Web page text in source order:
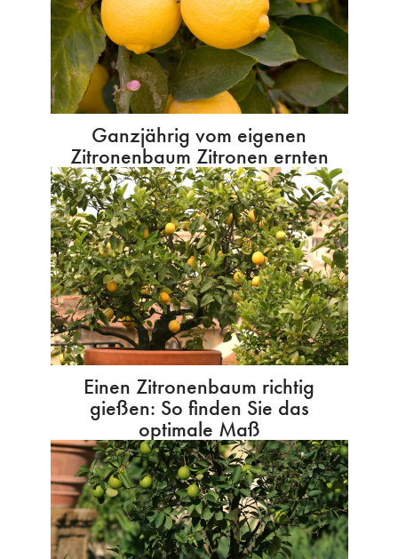
Ganzjährig vom eigenen
Zitronenbaum Zitronen ernten
Einen Zitronenbaum richtig
gießen: So finden Sie das
optimale Maß